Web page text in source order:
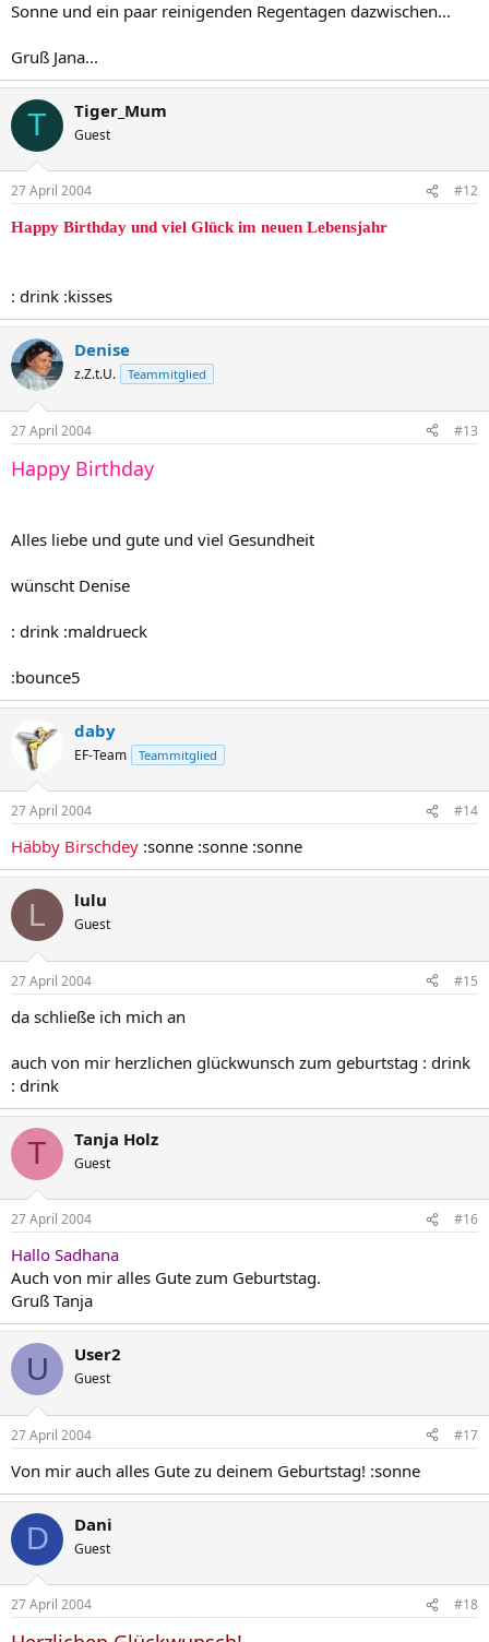
Sonne und ein paar reinigenden Regentagen dazwischen...
Gruß Jana...
T Tiger_Mum
Guest
27 April 2004 #12
Happy Birthday und viel Glück im neuen Lebensjahr
: drink :kisses
Denise
z.Z.t.U. Teammitglied
27 April 2004 #13
Happy Birthday
Alles liebe und gute und viel Gesundheit
wünscht Denise
: drink :maldrueck
:bounce5
daby
EF-Team Teammitglied
27 April 2004 #14
Häbby Birschdey :sonne :sonne :sonne
L lulu
Guest
27 April 2004 #15
da schließe ich mich an
auch von mir herzlichen glückwunsch zum geburtstag : drink
: drink
T Tanja Holz
Guest
27 April 2004 #16
Hallo Sadhana
Auch von mir alles Gute zum Geburtstag.
Gruß Tanja
U User2
Guest
27 April 2004 #17
Von mir auch alles Gute zu deinem Geburtstag! :sonne
D Dani
Guest
27 April 2004 #18